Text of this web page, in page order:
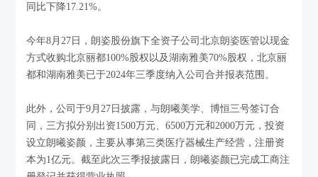
同比下降17.21%。
今年8月27日，朗姿股份旗下全资子公司北京朗姿医管以现金
方式收购北京丽都100%股权以及湖南雅美70%股权，北京丽
都和湖南雅美已于2024年三季度纳入公司合并报表范围。
此外，公司于9月27日披露，与朗曦美学、博恒三号签订合
同，三方拟分别出资1500万元、6500万元和2000万元，投资
设立朗曦姿颜，主要从事第三类医疗器械生产经营，注册资
本为1亿元。截至此次三季报披露日，朗曦姿颜已完成工商注